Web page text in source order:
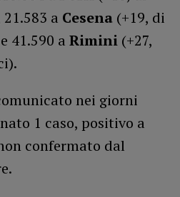
a Cesena (+19, di
41.590 a Rimini (+27,
nei giorni
1 caso, positivo a
confermato dal